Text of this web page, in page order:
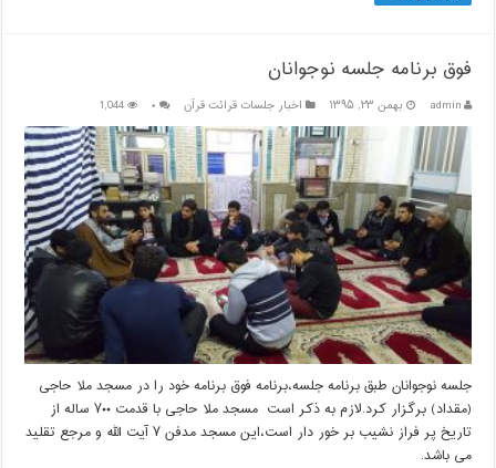
فوق برنامه جلسه نوجوانان
admin بهمن ۲۳, ۱۳۹۵ اخبار جلسات قرائت قرآن ۰ 1,044
جلسه نوجوانان طبق برنامه جلسه،برنامه فوق برنامه خود را در مسجد ملا حاجی
(مقداد) برگزار کرد.لازم به ذکر است مسجد ملا حاجی با قدمت ۷۰۰ ساله از
تاریخ پر فراز نشیب بر خور دار است،این مسجد مدفن ۷ آیت الله و مرجع تقلید
می باشد.